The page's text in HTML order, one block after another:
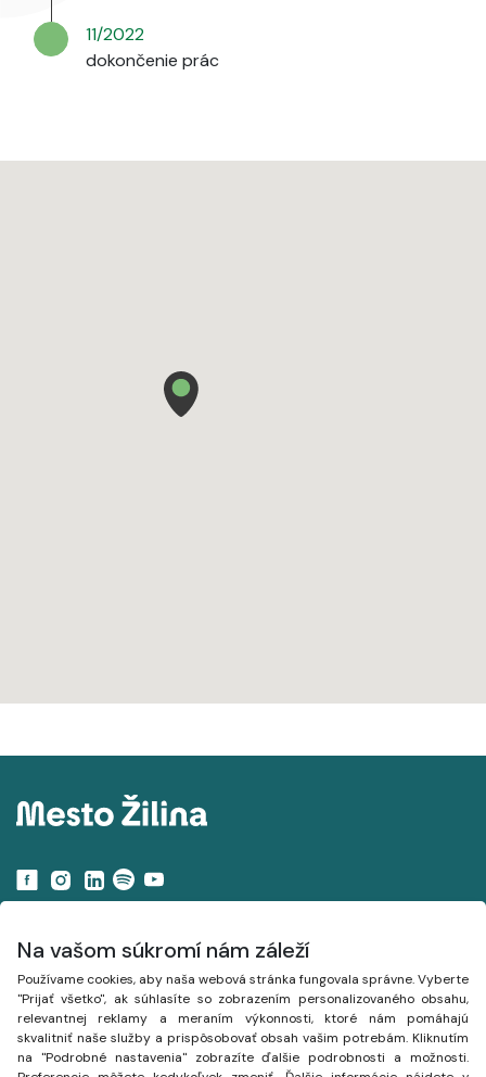
11/2022
dokončenie prác
Navigácia
Projekty
Mapa
Články
Na vašom súkromí nám záleží
Používame cookies, aby naša webová stránka fungovala správne. Vyberte
"Prijať všetko", ak súhlasíte so zobrazením personalizovaného obsahu,
relevantnej reklamy a meraním výkonnosti, ktoré nám pomáhajú
skvalitniť naše služby a prispôsobovať obsah vašim potrebám. Kliknutím
na "Podrobné nastavenia" zobrazíte ďalšie podrobnosti a možnosti.